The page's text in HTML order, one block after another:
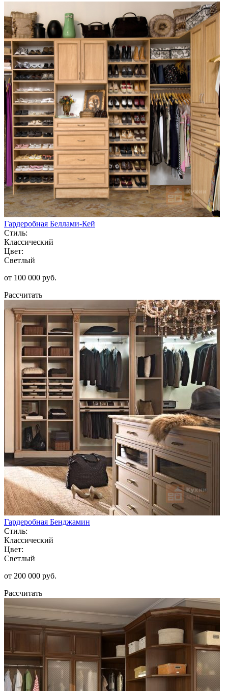
Гардеробная Беллами-Кей
Стиль:
Классический
Цвет:
Светлый
от 100 000 руб.
Рассчитать
Гардеробная Бенджамин
Стиль:
Классический
Цвет:
Светлый
от 200 000 руб.
Рассчитать